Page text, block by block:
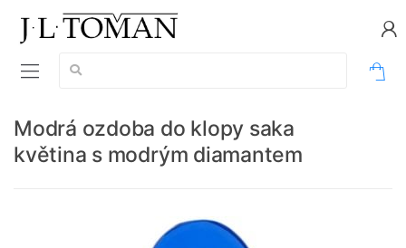
Vyhledávání:
Modrá ozdoba do klopy saka
květina s modrým diamantem